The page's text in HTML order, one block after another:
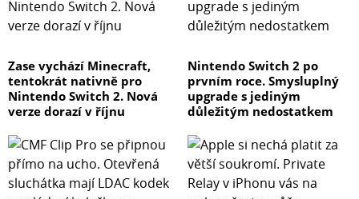
Zase vychází Minecraft,
tentokrát nativně pro
Nintendo Switch 2. Nová
verze dorazí v říjnu
Nintendo Switch 2 po
prvním roce. Smysluplný
upgrade s jediným
důležitým nedostatkem